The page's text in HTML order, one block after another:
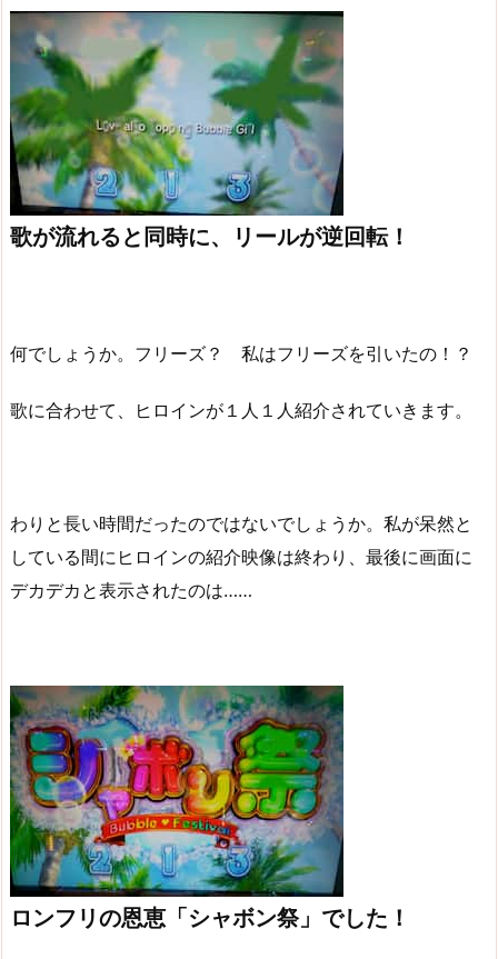
歌が流れると同時に、リールが逆回転！
何でしょうか。フリーズ？ 私はフリーズを引いたの！？
歌に合わせて、ヒロインが１人１人紹介されていきます。
わりと長い時間だったのではないでしょうか。私が呆然と
している間にヒロインの紹介映像は終わり、最後に画面に
デカデカと表示されたのは……
ロンフリの恩恵「シャボン祭」でした！